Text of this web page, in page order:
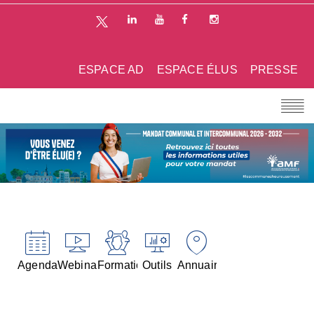
PRESSE
ESPACE ÉLUS
ESPACE AD
AgendaWebinairesFormationsOutils Annuaires